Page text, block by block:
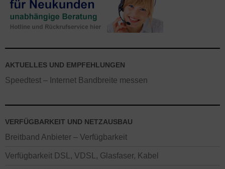
AKTUELLES UND EMPFEHLUNGEN
Speedtest – Internet Bandbreite messen
VERFÜGBARKEIT UND NETZAUSBAU
Breitband Anbieter – Verfügbarkeit
Verfügbarkeit DSL, VDSL, Glasfaser, Kabel